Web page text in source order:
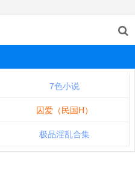
7色小说
囚爱（民国H）
极品淫乱合集